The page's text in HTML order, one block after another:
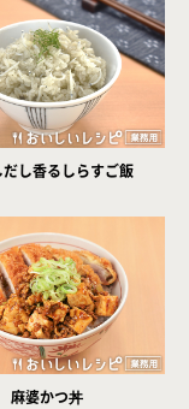
だし香るしらすご飯
麻婆かつ丼